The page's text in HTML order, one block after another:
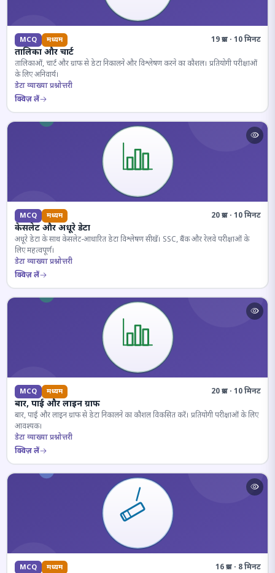
MCQ मध्यम 19 प्रश्न · 10 मिनट
तालिका और चार्ट
तालिकाओं, चार्ट और ग्राफ से डेटा निकालने और विश्लेषण करने का कौशल। प्रतियोगी परीक्षाओं
के लिए अनिवार्य।
डेटा व्याख्या प्रश्नोत्तरी
क्विज़ लें
MCQ मध्यम 20 प्रश्न · 10 मिनट
केसलेट और अधूरे डेटा
अधूरे डेटा के साथ केसलेट-आधारित डेटा विश्लेषण सीखें। SSC, बैंक और रेलवे परीक्षाओं के
लिए महत्वपूर्ण।
डेटा व्याख्या प्रश्नोत्तरी
क्विज़ लें
MCQ मध्यम 20 प्रश्न · 10 मिनट
बार, पाई और लाइन ग्राफ
बार, पाई और लाइन ग्राफ से डेटा निकालने का कौशल विकसित करें। प्रतियोगी परीक्षाओं के लिए
आवश्यक।
डेटा व्याख्या प्रश्नोत्तरी
क्विज़ लें
MCQ मध्यम 16 प्रश्न · 8 मिनट